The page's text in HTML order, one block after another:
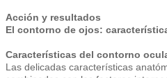
Acción y resultados
El contorno de ojos:
Características del contorno
Las delicadas características